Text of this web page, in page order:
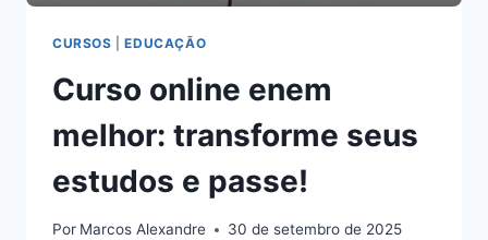
CURSOS |EDUCAÇÃO
Curso online enem
melhor: transforme seus
estudos e passe!
Por Marcos Alexandre 30 de setembro de 2025